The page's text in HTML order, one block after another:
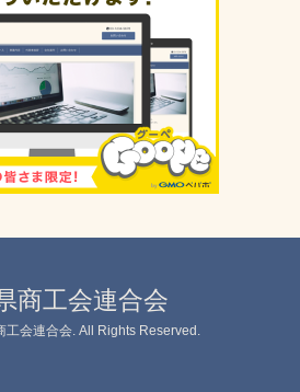
商工会連合会
工会連合会. All Rights Reserved.